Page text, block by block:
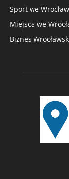
Sport we
Miejsca we
Biznes